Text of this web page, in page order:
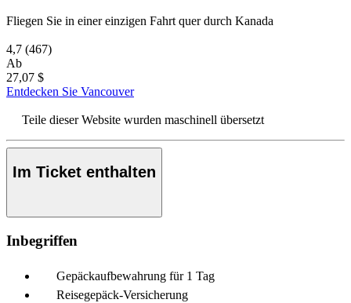
Fliegen Sie in einer einzigen Fahrt quer durch Kanada
4,7 (467)
Ab
27,07 $
Entdecken Sie Vancouver
Teile dieser Website wurden maschinell übersetzt
Im Ticket enthalten
Inbegriffen
Gepäckaufbewahrung für 1 Tag
Reisegepäck-Versicherung